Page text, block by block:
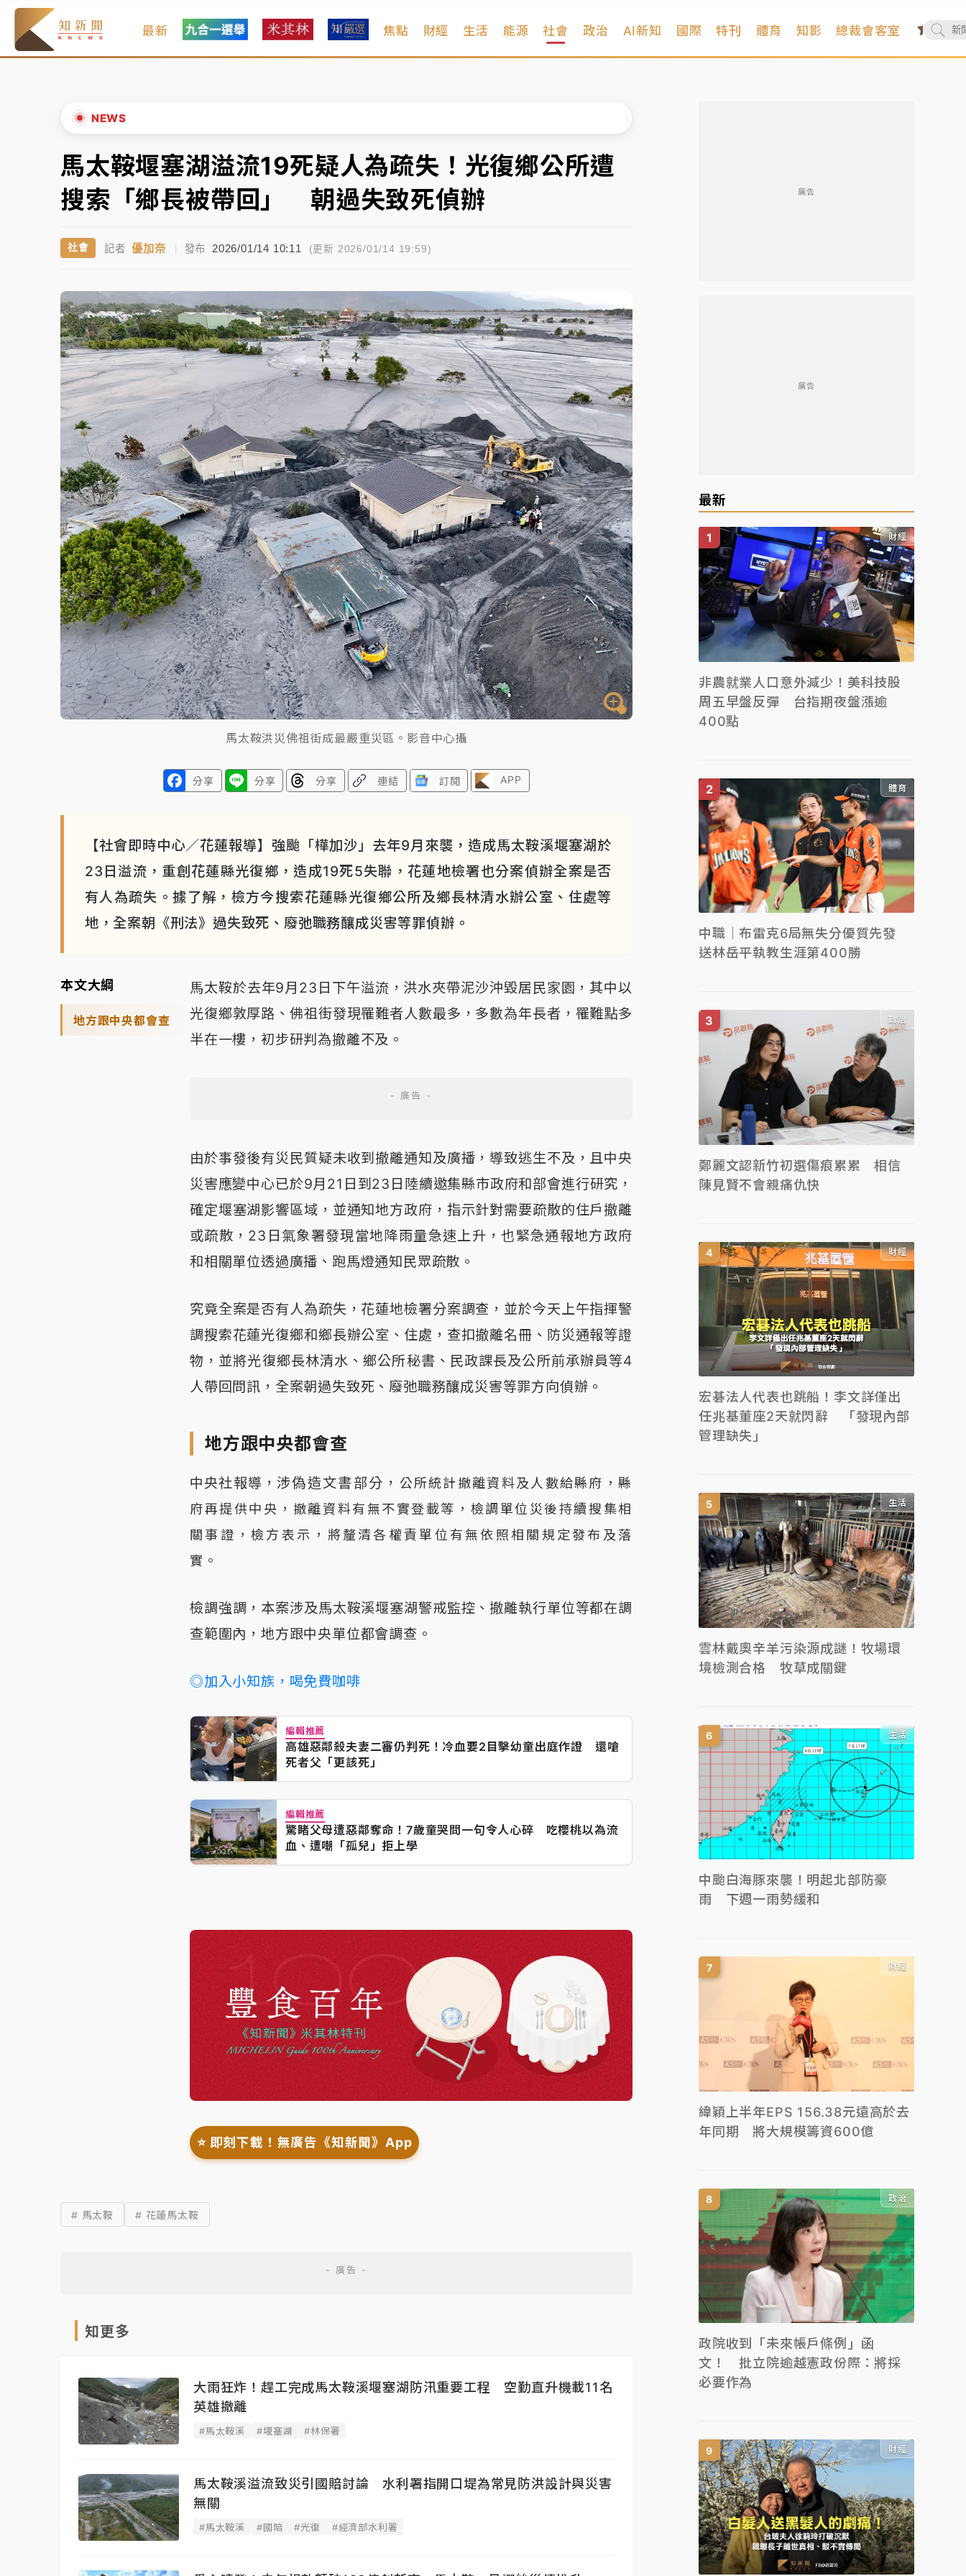
最新 焦點 財經 生活 能源 社會 政治 AI新知 國際 特刊 體育 知影 總裁會客室
NEWS
中信慈善基金會想增加董事人數！辜仲諒向法院聲請遭駁 理由曝光
故宮《龍藏經》特展第2檔！今線上預約開賣一度塞車 周六起展出延長至晚上7時
台東農業處長涉圖利渡假村！東檢抗告成功 今重開羈押庭
女律師陳昱瑄詐慈濟10億！黃金158kg遭查扣畫面曝光
中信慈善基金會想增加董事人數！辜仲諒向法院聲請遭駁 理由曝光
故宮《龍藏經》特展第2檔！今線上預約開賣一度塞車 周六起展出延長至晚上7時
台東農業處長涉圖利渡假村！東檢抗告成功 今重開羈押庭
父親節泡湯了！中颱白海豚雨彈轟3天 「紅到發紫」降雨熱區曝
▲
▼
馬太鞍堰塞湖溢流19死疑人為疏失！光復鄉公所遭
搜索「鄉長被帶回」 朝過失致死偵辦
社會 記者 優加奈 | 發布 2026/01/14 10:11 (更新 2026/01/14 19:59)
馬太鞍洪災佛祖街成最嚴重災區。影音中心攝
分享 分享 分享 連結 訂閱 APP
【社會即時中心／花蓮報導】強颱「樺加沙」去年9月來襲，造成馬太鞍溪堰塞湖於
23日溢流，重創花蓮縣光復鄉，造成19死5失聯，花蓮地檢署也分案偵辦全案是否
有人為疏失。據了解，檢方今搜索花蓮縣光復鄉公所及鄉長林清水辦公室、住處等
地，全案朝《刑法》過失致死、廢弛職務釀成災害等罪偵辦。
本文大綱
地方跟中央都會查
馬太鞍於去年9月23日下午溢流，洪水夾帶泥沙沖毀居民家園，其中以
光復鄉敦厚路、佛祖街發現罹難者人數最多，多數為年長者，罹難點多
半在一樓，初步研判為撤離不及。
由於事發後有災民質疑未收到撤離通知及廣播，導致逃生不及，且中央
災害應變中心已於9月21日到23日陸續邀集縣市政府和部會進行研究，
確定堰塞湖影響區域，並通知地方政府，指示針對需要疏散的住戶撤離
或疏散，23日氣象署發現當地降雨量急速上升，也緊急通報地方政府
和相關單位透過廣播、跑馬燈通知民眾疏散。
究竟全案是否有人為疏失，花蓮地檢署分案調查，並於今天上午指揮警
調搜索花蓮光復鄉和鄉長辦公室、住處，查扣撤離名冊、防災通報等證
物，並將光復鄉長林清水、鄉公所秘書、民政課長及公所前承辦員等4
人帶回問訊，全案朝過失致死、廢弛職務釀成災害等罪方向偵辦。
地方跟中央都會查
中央社報導， 涉偽造文書部分， 公所統計撤離資料及人數給縣府，縣
府再提供中央，撤離資料有無不實登載等，檢調單位災後持續搜集相
關事證，檢方表示，將釐清各權責單位有無依照相關規定發布及落
實 。
檢調強調，本案涉及馬太鞍溪堰塞湖警戒監控、撤離執行單位等都在調
查範圍內，地方跟中央單位都會調查。
◎加入小知族，喝免費咖啡
編輯推薦
高雄惡鄰殺夫妻二審仍判死！冷血要2目擊幼童出庭作證 還嗆
死者父「更該死」
編輯推薦
驚睹父母遭惡鄰奪命！7歲童哭問一句令人心碎 吃櫻桃以為流
血、遭嘲「孤兒」拒上學
⭐️ 即刻下載！無廣告《知新聞》App
# 馬太鞍 # 花蓮馬太鞍
知更多
大雨狂炸！趕工完成馬太鞍溪堰塞湖防汛重要工程 空勤直升機載11名
英雄撤離
#馬太鞍溪 #堰塞湖 #林保署
馬太鞍溪溢流致災引國賠討論 水利署指開口堤為常見防洪設計與災害
無關
#馬太鞍溪 #國賠 #光復 #經濟部水利署
廣告
廣告
最新
財經
非農就業人口意外減少！美科技股
周五早盤反彈 台指期夜盤漲逾
400點
體育
中職｜布雷克6局無失分優質先發
送林岳平執教生涯第400勝
政治
鄭麗文認新竹初選傷痕累累 相信
陳見賢不會親痛仇快
財經
宏碁法人代表也跳船！李文詳僅出
任兆基董座2天就閃辭 「發現內部
管理缺失」
生活
雲林戴奧辛羊污染源成謎！牧場環
境檢測合格 牧草成關鍵
生活
中颱白海豚來襲！明起北部防豪
雨 下週一雨勢緩和
財經
緯穎上半年EPS 156.38元遠高於去
年同期 將大規模籌資600億
政治
政院收到「未來帳戶條例」函
文！ 批立院逾越憲政份際：將採
必要作為
財經